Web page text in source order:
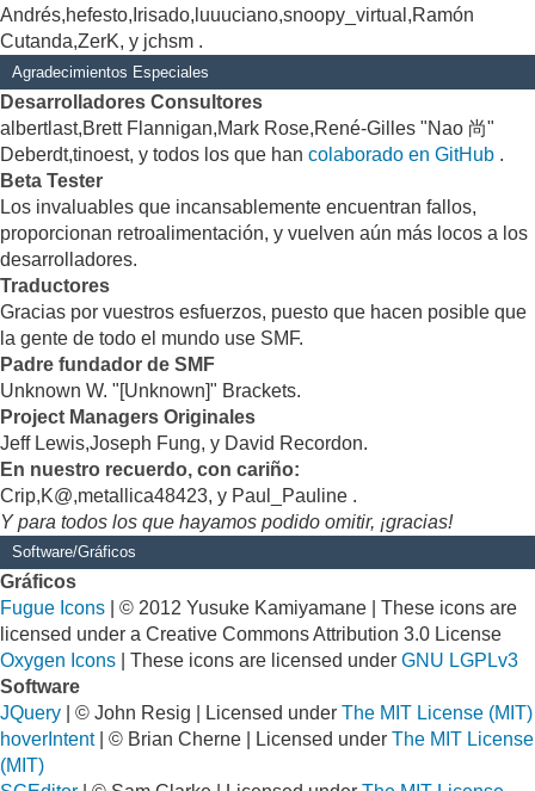
Andrés,hefesto,Irisado,luuuciano,snoopy_virtual,Ramón
Cutanda,ZerK, y jchsm .
Agradecimientos Especiales
Desarrolladores Consultores
albertlast,Brett Flannigan,Mark Rose,René-Gilles "Nao 尚"
Deberdt,tinoest, y todos los que han colaborado en GitHub .
Beta Tester
Los invaluables que incansablemente encuentran fallos,
proporcionan retroalimentación, y vuelven aún más locos a los
desarrolladores.
Traductores
Gracias por vuestros esfuerzos, puesto que hacen posible que
la gente de todo el mundo use SMF.
Padre fundador de SMF
Unknown W. "[Unknown]" Brackets.
Project Managers Originales
Jeff Lewis,Joseph Fung, y David Recordon.
En nuestro recuerdo, con cariño:
Crip,K@,metallica48423, y Paul_Pauline .
Y para todos los que hayamos podido omitir, ¡gracias!
Software/Gráficos
Gráficos
Fugue Icons | © 2012 Yusuke Kamiyamane | These icons are
licensed under a Creative Commons Attribution 3.0 License
Oxygen Icons | These icons are licensed under GNU LGPLv3
Software
JQuery | © John Resig | Licensed under The MIT License (MIT)
hoverIntent| © Brian Cherne | Licensed under The MIT License
(MIT)